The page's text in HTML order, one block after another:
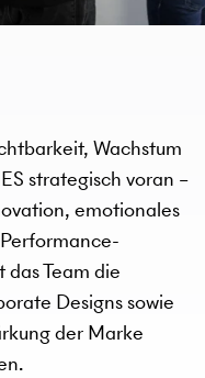
Wachstum
strategisch voran –
emotionales
Team die
Designs sowie
der Marke